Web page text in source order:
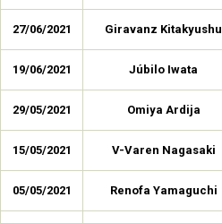
27/06/2021 Giravanz Kitakyushu
19/06/2021 Júbilo Iwata
29/05/2021 Omiya Ardija
15/05/2021 V-Varen Nagasaki
05/05/2021 Renofa Yamaguchi